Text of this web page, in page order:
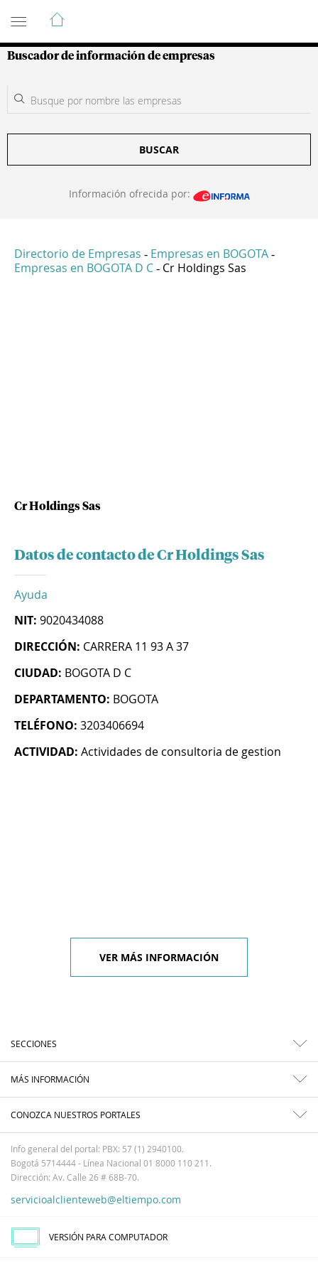
Guía de Empresas Colombianas
Buscador de información de empresas
BUSCAR
Información ofrecida por:
Directorio de Empresas - Empresas en BOGOTA -
Empresas en BOGOTA D C - Cr Holdings Sas
Cr Holdings Sas
Datos de contacto de Cr Holdings Sas
Ayuda
NIT: 9020434088
DIRECCIÓN: CARRERA 11 93 A 37
CIUDAD: BOGOTA D C
DEPARTAMENTO: BOGOTA
TELÉFONO: 3203406694
ACTIVIDAD: Actividades de consultoria de gestion
VER MÁS INFORMACIÓN
SECCIONES
MÁS INFORMACIÓN
CONOZCA NUESTROS PORTALES
Info general del portal: PBX: 57 (1) 2940100.
Bogotá 5714444 - Línea Nacional 01 8000 110 211.
Dirección: Av. Calle 26 # 68B-70.
servicioalclienteweb@eltiempo.com
VERSIÓN PARA COMPUTADOR